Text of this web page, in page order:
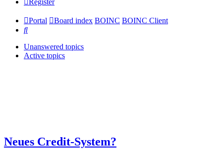
Register
Portal Board index BOINC BOINC Client
Search
Unanswered topics
Active topics
Neues Credit-System?